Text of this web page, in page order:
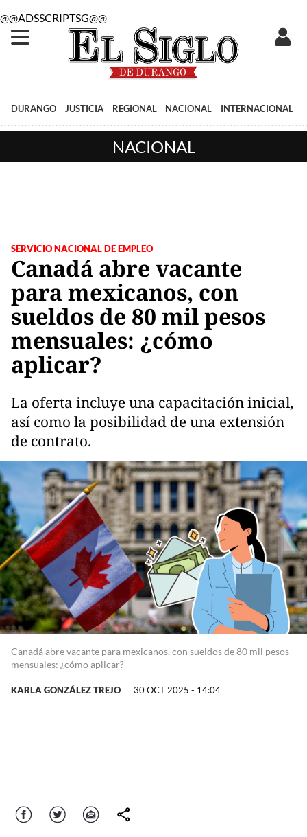
@@ADSSCRIPTSG@@
DURANGO JUSTICIA REGIONAL NACIONAL INTERNACIONAL
NACIONAL
SERVICIO NACIONAL DE EMPLEO
Canadá abre vacante
para mexicanos, con
sueldos de 80 mil pesos
mensuales: ¿cómo
aplicar?
La oferta incluye una capacitación inicial,
así como la posibilidad de una extensión
de contrato.
Canadá abre vacante para mexicanos, con sueldos de 80 mil pesos
mensuales: ¿cómo aplicar?
KARLA GONZÁLEZ TREJO 30 OCT 2025 - 14:04
Facebook Twitter Correo comparte